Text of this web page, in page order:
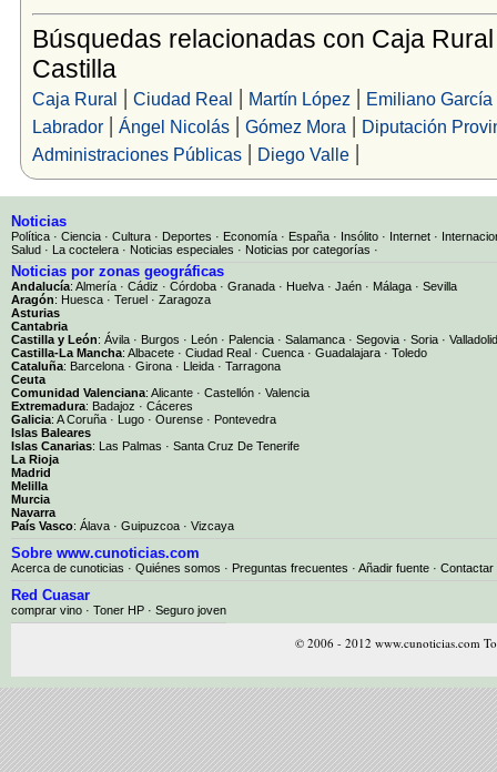
Búsquedas relacionadas con Caja
Castilla
Caja Rural | Ciudad Real | Martín López | Emiliano García
Labrador| Ángel Nicolás| Gómez Mora | Diputación
Administraciones Públicas| Diego Valle|
Noticias
Política · Ciencia · Cultura · Deportes · Economía · España · Insólito · Internet ·
Salud · La coctelera · Noticias especiales · Noticias por categorías ·
Noticias por zonas geográficas
Andalucía: Almería · Cádiz · Córdoba · Granada · Huelva · Jaén · Málaga · Sevilla
Aragón: Huesca · Teruel · Zaragoza
Asturias
Cantabria
Castilla y León: Ávila · Burgos · León · Palencia · Salamanca · Segovia · Soria · Valladolid
Castilla-La Mancha: Albacete · Ciudad Real · Cuenca · Guadalajara · Toledo
Cataluña: Barcelona · Girona · Lleida · Tarragona
Ceuta
Comunidad Valenciana: Alicante · Castellón · Valencia
Extremadura: Badajoz · Cáceres
Galicia: A Coruña · Lugo · Ourense · Pontevedra
Islas Baleares
Islas Canarias: Las Palmas · Santa Cruz De Tenerife
La Rioja
Madrid
Melilla
Murcia
Navarra
País Vasco: Álava · Guipuzcoa · Vizcaya
Sobre www.cunoticias.com
Acerca de cunoticias · Quiénes somos · Preguntas frecuentes · Añadir fuente · Contactar
Red Cuasar
comprar vino · Toner HP · Seguro joven
© 2006 - 2012 www.cunoticias.com